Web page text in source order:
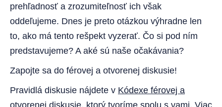
prehľadnosť a zrozumiteľnosť ich však
oddeľujeme. Dnes je preto otázkou výhradne len
to, ako má tento rešpekt vyzerať. Čo si pod ním
predstavujeme? A aké sú naše očakávania?
Zapojte sa do férovej a otvorenej diskusie!
Pravidlá diskusie nájdete v Kódexe férovej a